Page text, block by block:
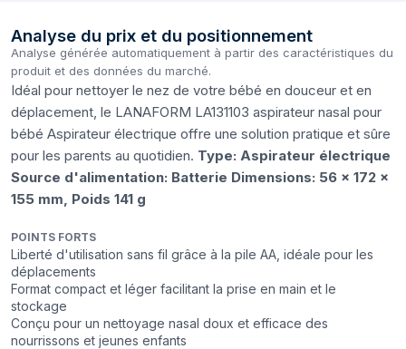
Analyse du prix et du positionnement
Analyse générée automatiquement à partir des caractéristiques du
produit et des données du marché.
Idéal pour nettoyer le nez de votre bébé en douceur et en
déplacement, le LANAFORM LA131103 aspirateur nasal pour
bébé Aspirateur électrique offre une solution pratique et sûre
pour les parents au quotidien. Type: Aspirateur électrique
Source d'alimentation: Batterie Dimensions: 56 x 172 x
155 mm, Poids 141 g
POINTS FORTS
Liberté d'utilisation sans fil grâce à la pile AA, idéale pour les
déplacements
Format compact et léger facilitant la prise en main et le
stockage
Conçu pour un nettoyage nasal doux et efficace des
nourrissons et jeunes enfants